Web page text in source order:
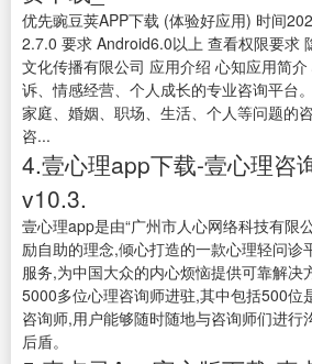
优先豌豆荚APP下载 (体验好应用) 时间
2.7.0 要求 Android6.0以上 查看权限要求
文化传播有限公司 应用介绍 心知应用简
诉、情感经营、个人成长的专业咨询平台
家庭、婚姻、职场、生活、个人等问题的
咨...
4.壹心理app下载-壹心理咨
v10.3.
壹心理app是由“广州市人心网络科技有限
励自助的理念,倾心打造的一款心理轻问诊
服务,为中国大众的内心烦恼提供可靠解决
5000多位心理咨询师进驻,其中包括500位
咨询师,用户能够随时随地与咨询师们进行
后盾。